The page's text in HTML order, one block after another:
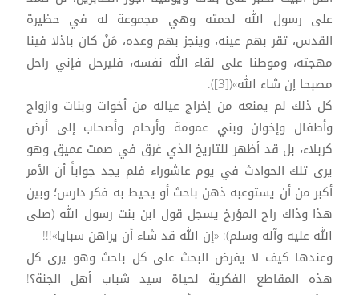
على رسول الله لحمته وهي مجموعة له في حظيرة
القدس، تقر بهم عينه، وينجز بهم وعده، مَنْ كان باذلا فينا
مهجته، وموطنا على لقاء الله نفسه، فليرحل فإني راحل
مصبحا إن شاء الله»([3]).
كل ذلك لم يمنعه من إخراج عياله من أخوات وبنات وازواج
وأطفال وإخوان وبني عمومة وأرحام وأصحاب إلى أرض
كربلاء، بل قد أظهر للتاريخ الذي غرق في صمت عميق وهو
يرى تلك الحوادث في يوم عاشوراء فلم يجد جواباً أن الأمر
أكبر من أن يستوعبه ذهن باحث أو يحيط به فكر دارس؛ وبين
هذا وذاك راح المؤرخ يسجل قول ابن بنت رسول الله (صلى
الله عليه وآله وسلم): «إن الله قد شاء أن يراهن سبايا»!!!
وعندها كيف لا يفرض البحث على كل باحث وهو يرى كل
هذه المقاطع الفكرية لحياة سيد شباب أهل الجنة؟!